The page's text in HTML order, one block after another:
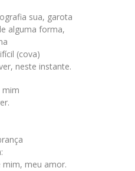
sua, garota
alguma forma,
(cova)
neste instante.
mim
mim, meu amor.